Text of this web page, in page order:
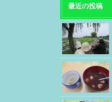
最近の投稿